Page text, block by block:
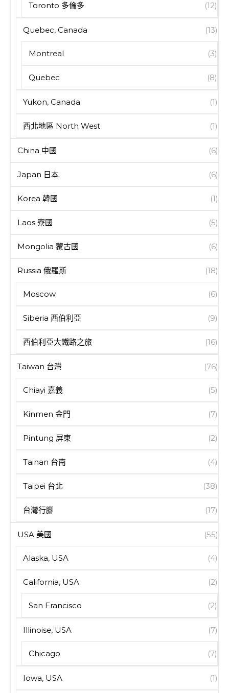
Toronto 多倫多 (12)
Quebec, Canada (13)
Montreal (3)
Quebec (8)
Yukon, Canada (1)
西北地區 North West (1)
China 中國 (6)
Japan 日本 (6)
Korea 韓國 (1)
Laos 寮國 (5)
Mongolia 蒙古國 (6)
Russia 俄羅斯 (18)
Moscow (6)
Siberia 西伯利亞 (9)
西伯利亞大鐵路之旅 (16)
Taiwan 台灣 (76)
Chiayi 嘉義 (5)
Kinmen 金門 (7)
Pintung 屏東 (2)
Tainan 台南 (4)
Taipei 台北 (38)
台灣行腳 (17)
USA 美國 (55)
Alaska, USA (4)
California, USA (2)
San Francisco (2)
Illinoise, USA (7)
Chicago (7)
Iowa, USA (1)